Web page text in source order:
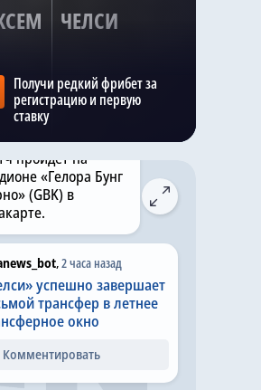
ЧЕЛСИ
Получи редкий фрибет за
регистрацию и первую
ставку
, Вчера в 22:29
«Челси» —
по
летнему
в субботу, 8
2026 года.
пройдет на
«Гелора Бунг
(GBK) в
,2 часа назад
успешно завершает
трансфер в летнее
окно
Комментировать